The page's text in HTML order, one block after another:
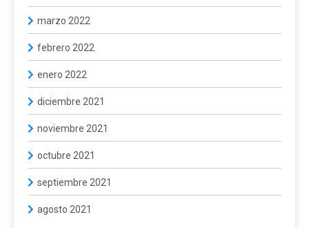
marzo 2022
febrero 2022
enero 2022
diciembre 2021
noviembre 2021
octubre 2021
septiembre 2021
agosto 2021